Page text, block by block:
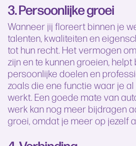
3. Persoonlijke groei
Wanneer jij floreert binnen je
talenten, kwaliteiten en
tot hun recht. Het vermogen
zijn en te kunnen groeien,
persoonlijke doelen en
zoals die ene functie waar je
werkt. Een goede mate van
werk kan nog meer bijdragen
groei, omdat je meer op jezelf